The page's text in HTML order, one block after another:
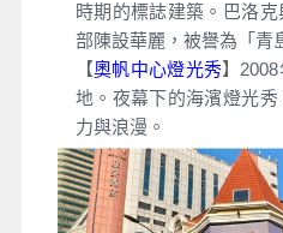
時期的標誌建築。巴洛
部陳設華麗，被譽為「青
【奧帆中心燈光秀】
地。夜幕下的海濱燈光
力與浪漫。